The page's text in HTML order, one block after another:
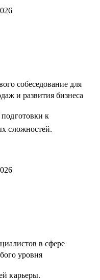
собеседование для
и развития бизнеса
к
сложностей.
в сфере
уровня
карьеры.